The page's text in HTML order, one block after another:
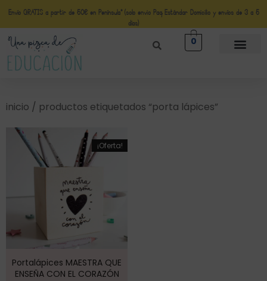
Envío GRATIS a partir de 50€ en Península* (solo envio Paq Estándar Domicilio y envíos de 3 a 5
días)
0
inicio / productos etiquetados “porta lápices”
¡Oferta!
Portalápices MAESTRA QUE
ENSEÑA CON EL CORAZÓN